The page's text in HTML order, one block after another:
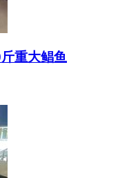
重大鲳鱼